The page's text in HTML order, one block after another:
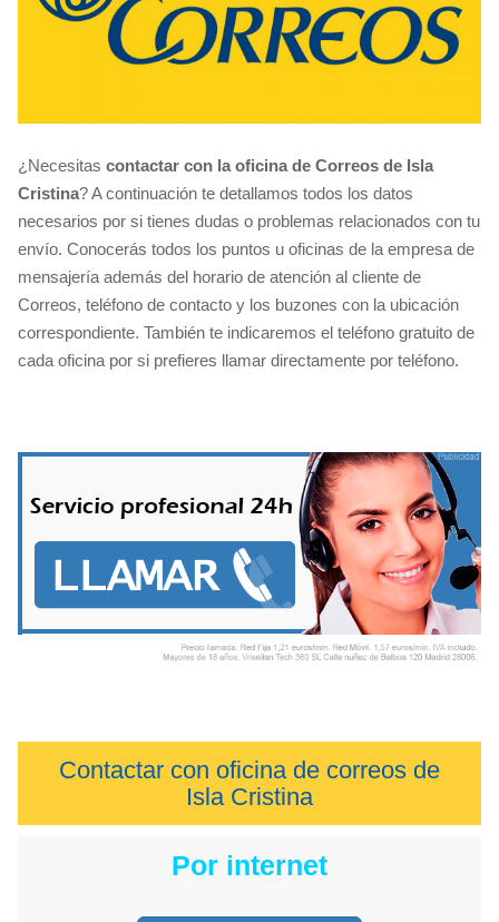
¿Necesitas contactar con la oficina de Correos de Isla
Cristina? A continuación te detallamos todos los datos
necesarios por si tienes dudas o problemas relacionados con tu
envío. Conocerás todos los puntos u oficinas de la empresa de
mensajería además del horario de atención al cliente de
Correos, teléfono de contacto y los buzones con la ubicación
correspondiente. También te indicaremos el teléfono gratuito de
cada oficina por si prefieres llamar directamente por teléfono.
Contactar con oficina de correos de
Isla Cristina
Por internet